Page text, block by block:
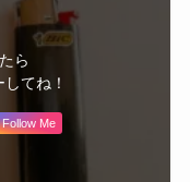
ら
てね！
Follow Me